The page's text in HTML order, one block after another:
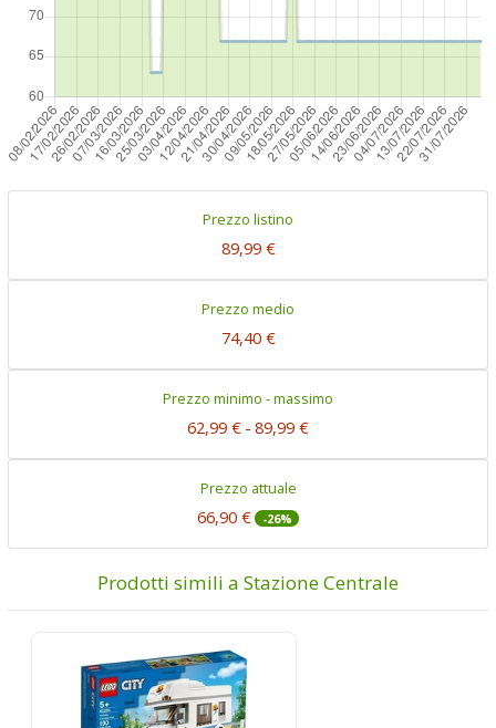
Prezzo listino
89,99 €
Prezzo medio
74,40 €
Prezzo minimo - massimo
62,99 € - 89,99 €
Prezzo attuale
66,90 € -26%
Prodotti simili a Stazione Centrale